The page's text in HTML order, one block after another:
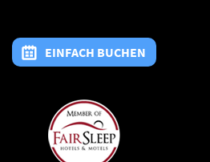
EINFACH BUCHEN